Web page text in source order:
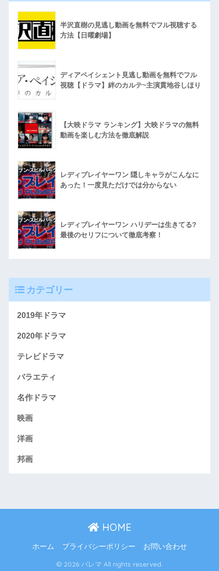
半沢直樹の見逃し動画を無料でフル視聴する
方法【日曜劇場】
ディアペイシェント見逃し動画を無料でフル
視聴【ドラマ】絆のカルテ~主演貫地谷しほり
【大映ドラマ ランキング】大映ドラマの無料
動画を楽しむ方法を徹底解説
レディプレイヤーワン 隠しキャラがこんなに
あった！一度見ただけでは分からない
レディプレイヤーワン ハリデーは生きてる?
最後のセリフについて徹底考察！
カテゴリー
2019年ドラマ
2020年ドラマ
テレビドラマ
バラエティ
名作ドラマ
映画
洋画
邦画
HOME
ホーム プライバシーポリシー お問い合わせ
© 2026 バレマ All rights reserved.